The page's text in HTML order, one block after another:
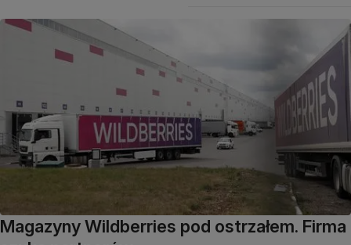
Magazyny Wildberries pod ostrzałem. Firma